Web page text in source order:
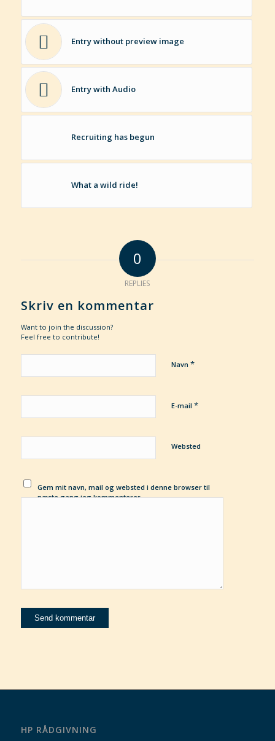
Entry without preview image
Entry with Audio
Recruiting has begun
What a wild ride!
0
REPLIES
Skriv en kommentar
Want to join the discussion?
Feel free to contribute!
Navn *
E-mail *
Websted
Gem mit navn, mail og websted i denne browser til
næste gang jeg kommenterer.
HP RÅDGIVNING